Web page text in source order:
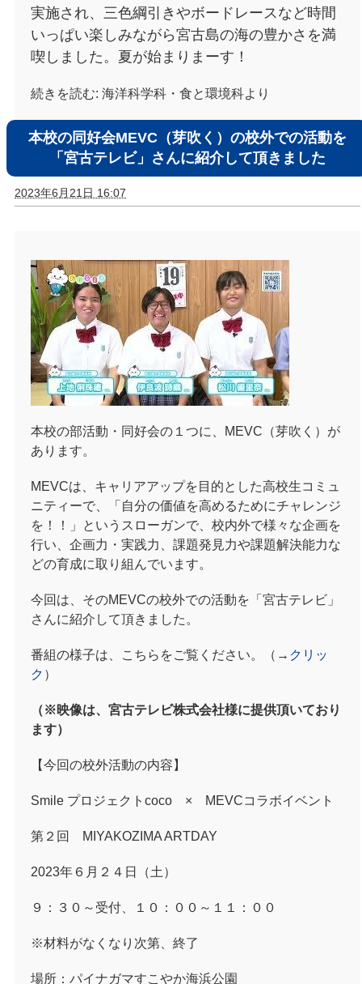
実施され、三色綱引きやボードレースなど時間
いっぱい楽しみながら宮古島の海の豊かさを満
喫しました。夏が始まりまーす！
続きを読む: 海洋科学科・食と環境科より
本校の同好会MEVC（芽吹く）の校外での活動を
「宮古テレビ」さんに紹介して頂きました
2023年6月21日 16:07
本校の部活動・同好会の１つに、MEVC（芽吹く）が
あります。
MEVCは、キャリアアップを目的とした高校生コミュ
ニティーで、「自分の価値を高めるためにチャレンジ
を！！」というスローガンで、校内外で様々な企画を
行い、企画力・実践力、課題発見力や課題解決能力な
どの育成に取り組んでいます。
今回は、そのMEVCの校外での活動を「宮古テレビ」
さんに紹介して頂きました。
番組の様子は、こちらをご覧ください。（→ クリッ
ク ）
（※映像は、宮古テレビ株式会社様に提供頂いており
ます）
【今回の校外活動の内容】
Smile プロジェクトcoco × MEVCコラボイベント
第２回 MIYAKOZIMA ARTDAY
2023年６月２４日（土）
９：３０～受付、１０：００～１１：００
※材料がなくなり次第、終了
場所：パイナガマすこやか海浜公園